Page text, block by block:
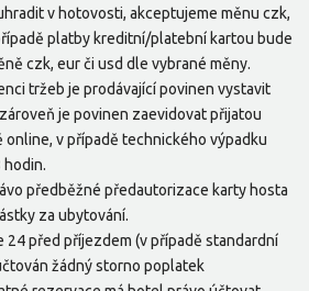
v hotovosti, akceptujeme měnu czk,
platby kreditní/platební kartou bude
czk, eur či usd dle vybrané měny.
tržeb je prodávající povinen vystavit
je povinen zaevidovat přijatou
online, v případě technického výpadku
hodin.
předběžné předautorizace karty hosta
za ubytování.
24 před příjezdem (v případě standardní
žádný storno poplatek